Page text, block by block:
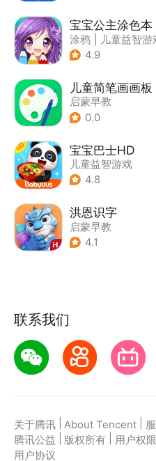
宝宝公主涂色本
涂鸦
儿童益智游
4.9
儿童简笔画画板
启蒙早教
0.0
宝宝巴士HD
儿童益智游戏
| 启蒙早教
4.8
洪恩识字
启蒙早教
4.1
联系我们
关于腾讯 About Tencent
腾讯公益
版权所有 用户权限
用户协议